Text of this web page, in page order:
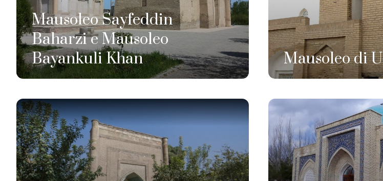
Mausoleo Sayfeddin
Baharzi e Mausoleo
Bayankuli Khan
Mausoleo di